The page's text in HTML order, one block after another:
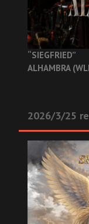
“SIEGFRIED”
ALHAMBRA
2026/3/25